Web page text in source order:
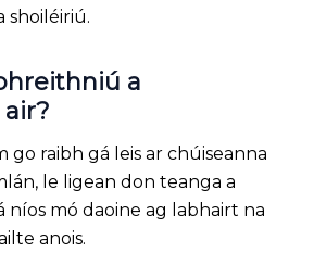
shoiléiriú.
a
go raibh gá leis ar chúiseanna
le ligean don teanga a
níos mó daoine ag labhairt na
anois.